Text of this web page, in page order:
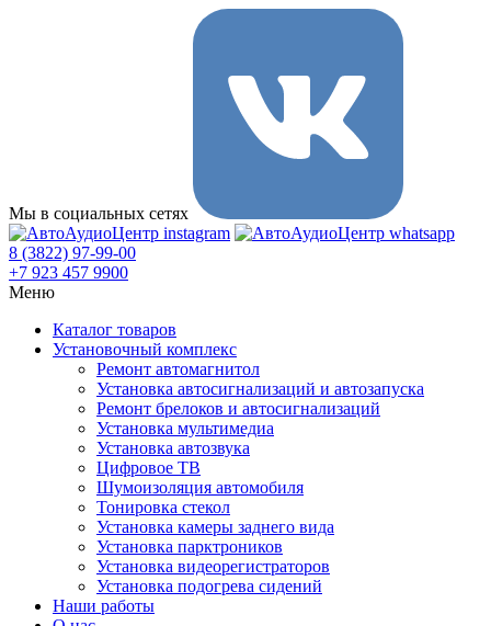
Мы в социальных сетях
8 (3822) 97-99-00
+7 923 457 9900
Меню
Каталог товаров
Установочный комплекс
Ремонт автомагнитол
Установка автосигнализаций и автозапуска
Ремонт брелоков и автосигнализаций
Установка мультимедиа
Установка автозвука
Цифровое ТВ
Шумоизоляция автомобиля
Тонировка стекол
Установка камеры заднего вида
Установка парктроников
Установка видеорегистраторов
Установка подогрева сидений
Наши работы